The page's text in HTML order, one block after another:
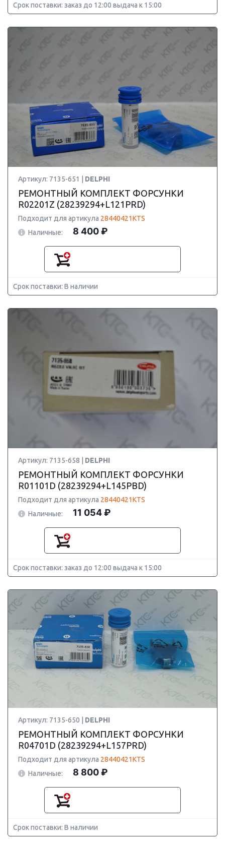
Срок поставки: заказ до 12:00 выдача к 15:00
Артикул: 7135-651 | DELPHI
РЕМОНТНЫЙ КОМПЛЕКТ ФОРСУНКИ
R02201Z (28239294+L121PRD)
Подходит для артикула 28440421KTS
Наличные:
8 400 ₽
Срок поставки: В наличии
Артикул: 7135-658 | DELPHI
РЕМОНТНЫЙ КОМПЛЕКТ ФОРСУНКИ
R01101D (28239294+L145PBD)
Подходит для артикула 28440421KTS
Наличные:
11 054 ₽
Срок поставки: заказ до 12:00 выдача к 15:00
Артикул: 7135-650 | DELPHI
РЕМОНТНЫЙ КОМПЛЕКТ ФОРСУНКИ
R04701D (28239294+L157PRD)
Подходит для артикула 28440421KTS
Наличные:
8 800 ₽
Срок поставки: В наличии